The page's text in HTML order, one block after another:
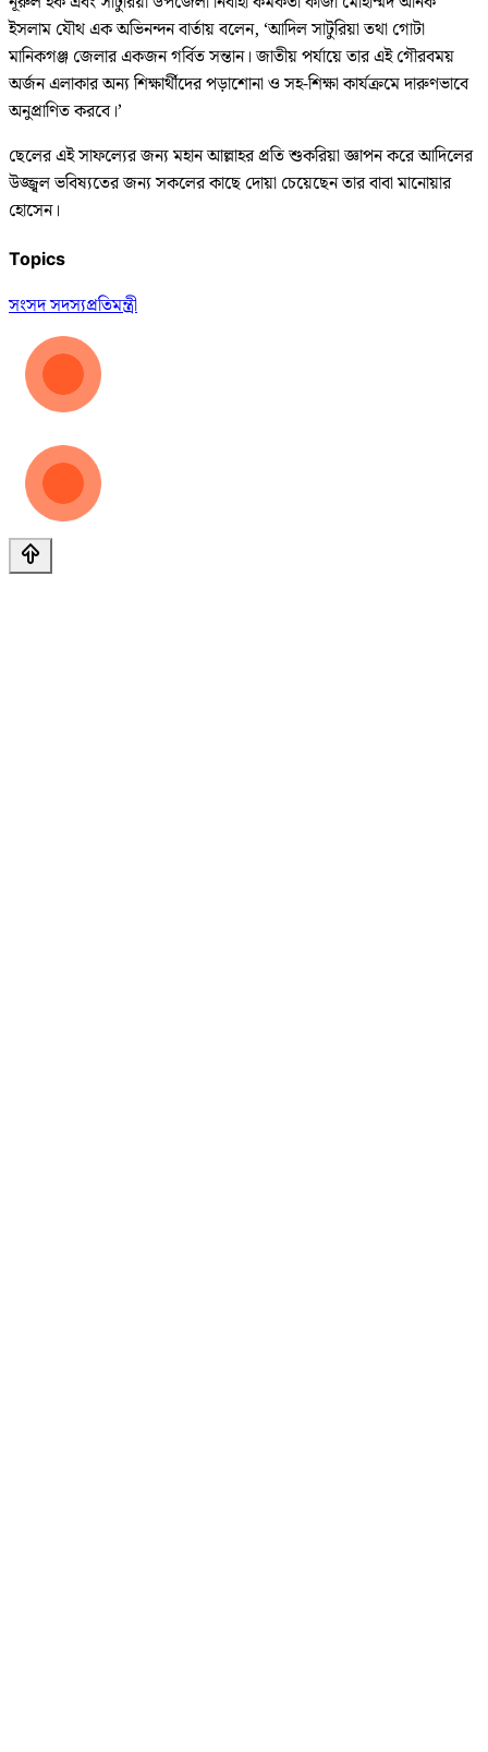
ইসলাম যৌথ এক অভিনন্দন বার্তায় বলেন, ‘আদিল সাটুরিয়া তথা গোটা
মানিকগঞ্জ জেলার একজন গর্বিত সন্তান। জাতীয় পর্যায়ে তার এই গৌরবময়
অর্জন এলাকার অন্য শিক্ষার্থীদের পড়াশোনা ও সহ-শিক্ষা কার্যক্রমে দারুণভাবে
অনুপ্রাণিত করবে।’
ছেলের এই সাফল্যের জন্য মহান আল্লাহর প্রতি শুকরিয়া জ্ঞাপন করে আদিলের
উজ্জ্বল ভবিষ্যতের জন্য সকলের কাছে দোয়া চেয়েছেন তার বাবা মানোয়ার
হোসেন।
Topics
সংসদ সদস্যপ্রতিমন্ত্রী